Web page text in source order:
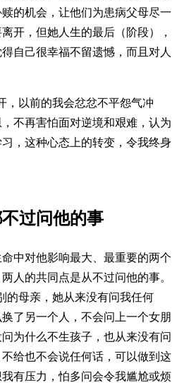
的机会，让他们为患病父母尽一
开，但她人生的最后（阶段），
自己很幸福不留遗憾，而且对人
，以前的我会忿忿不平怨气冲
不再害怕面对逆境和艰难，认为
，这种心态上的转变，令我终身
过问他的事
中对他影响最大、最重要的两个
人的共同点是从不过问他的事。
的母亲，她从来没有问我任何
了另一个人，不会问上一个女朋
为什么不生孩子，也从来没有问
给也不会说任何话，可以做到这
有压力，怕多问会令我尴尬或烦